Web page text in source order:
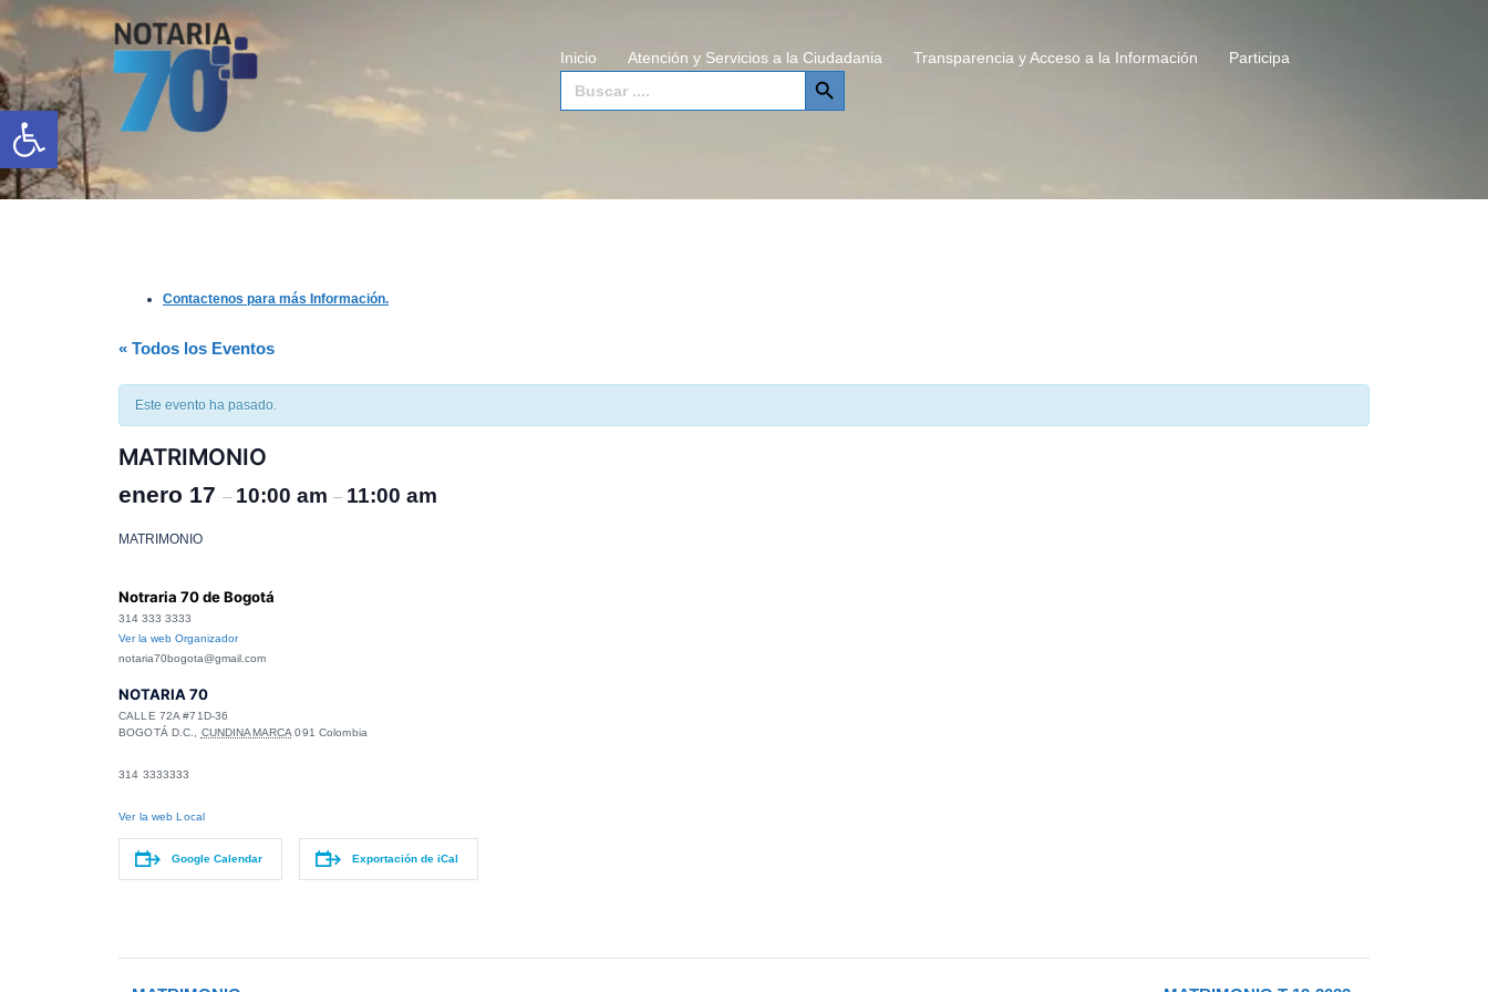
Open toolbar
al
contenido
Inicio Atención y Servicios a la Ciudadania Transparencia y Acceso a la Información Participa
Search
for:
SEARCH BUTTON
Contactenos para más Información.
« Todos los Eventos
Este evento ha pasado.
MATRIMONIO
enero 17 – 10:00 am – 11:00 am
MATRIMONIO
Notraria 70 de Bogotá
314 333 3333
Ver la web Organizador
notaria70bogota@gmail.com
NOTARIA 70
CALLE 72A #71D-36
BOGOTÁ D.C.
CUNDINAMARCA 091 Colombia
314 3333333
Ver la web Local
Google Calendar Exportación de iCal